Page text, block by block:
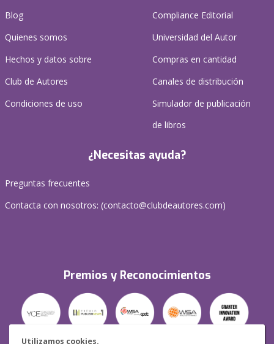
Utilizamos cookies.
Blog
Quienes somos
Hechos y datos sobre
Club de Autores
Condiciones de uso
Compliance Editorial
Universidad del Autor
Compras en cantidad
Canales de distribución
Simulador de publicación
de libros
¿Necesitas ayuda?
Preguntas frecuentes
Contacta con nosotros: (contacto@clubdeautores.com)
Premios y Reconocimientos